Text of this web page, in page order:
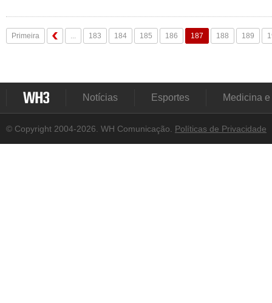
Primeira ... 183 184 185 186 187 188 189
Notícias Esportes Medicina
© Copyright 2004-2026. WH Comunicação. Políticas de Privacidade